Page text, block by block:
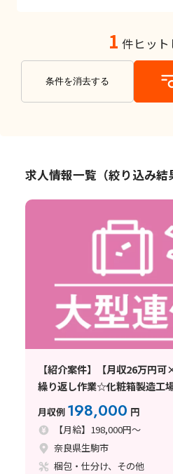
1 件ヒット
条件を消去する
求人情報一覧（絞り込み結
【紹介案件】【月収26万円
繰り返し作業☆化粧箱製造工
月収例 198,000 円
【月給】198,000円～
奈良県生駒市
梱包・仕分け、その他